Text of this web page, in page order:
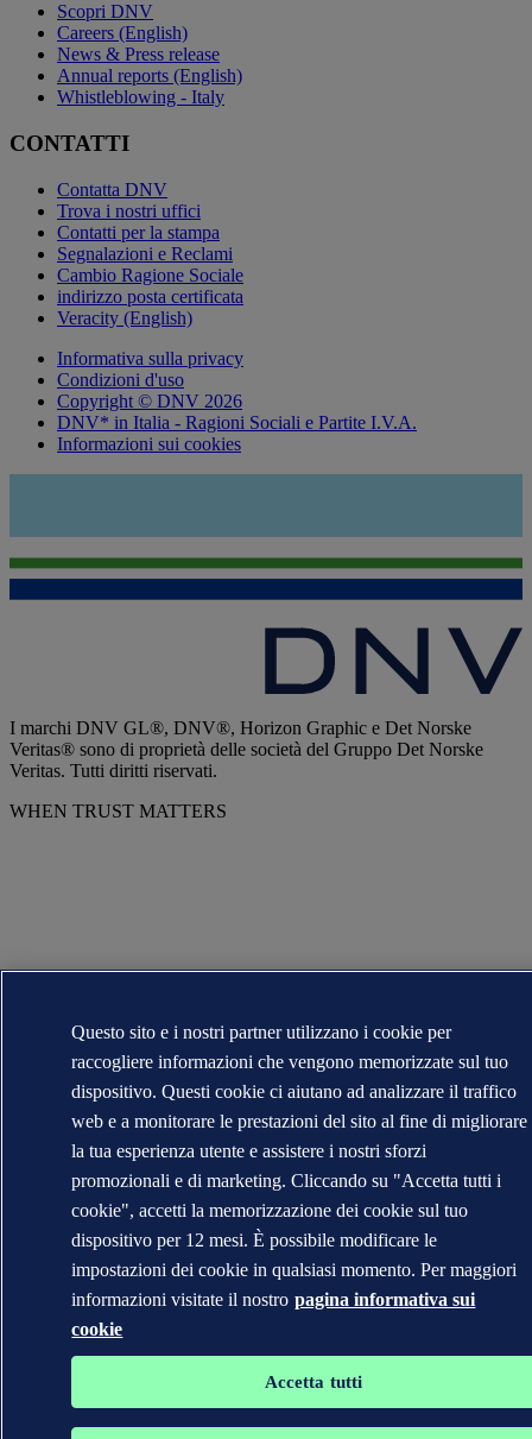
Scopri DNV
Careers (English)
News & Press release
Annual reports (English)
Whistleblowing - Italy
CONTATTI
Contatta DNV
Trova i nostri uffici
Contatti per la stampa
Segnalazioni e Reclami
Cambio Ragione Sociale
indirizzo posta certificata
Veracity (English)
Informativa sulla privacy
Condizioni d'uso
Copyright © DNV 2026
DNV* in Italia - Ragioni Sociali e Partite I.V.A.
Informazioni sui cookies
I marchi DNV GL®, DNV®, Horizon Graphic e Det Norske
Veritas® sono di proprietà delle società del Gruppo Det Norske
Veritas. Tutti diritti riservati.
WHEN TRUST MATTERS
Questo sito e i nostri partner utilizzano i cookie per
raccogliere informazioni che vengono memorizzate sul tuo
dispositivo. Questi cookie ci aiutano ad analizzare il traffico
web e a monitorare le prestazioni del sito al fine di migliorare
la tua esperienza utente e assistere i nostri sforzi
promozionali e di marketing. Cliccando su "Accetta tutti i
cookie", accetti la memorizzazione dei cookie sul tuo
dispositivo per 12 mesi. È possibile modificare le
impostazioni dei cookie in qualsiasi momento. Per maggiori
informazioni visitate il nostro pagina informativa sui
cookie
Accetta tutti